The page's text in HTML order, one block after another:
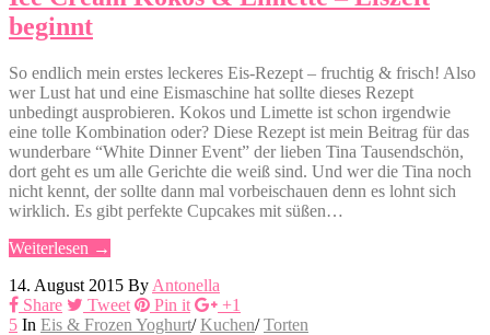
beginnt
So endlich mein erstes leckeres Eis-Rezept – fruchtig & frisch! Also
wer Lust hat und eine Eismaschine hat sollte dieses Rezept
unbedingt ausprobieren. Kokos und Limette ist schon irgendwie
eine tolle Kombination oder? Diese Rezept ist mein Beitrag für das
wunderbare “White Dinner Event” der lieben Tina Tausendschön,
dort geht es um alle Gerichte die weiß sind. Und wer die Tina noch
nicht kennt, der sollte dann mal vorbeischauen denn es lohnt sich
wirklich. Es gibt perfekte Cupcakes mit süßen…
Weiterlesen →
14. August 2015 By Antonella
Share
Tweet Pin it
+1
5 In Eis & Frozen Yoghurt/ Kuchen/ Torten